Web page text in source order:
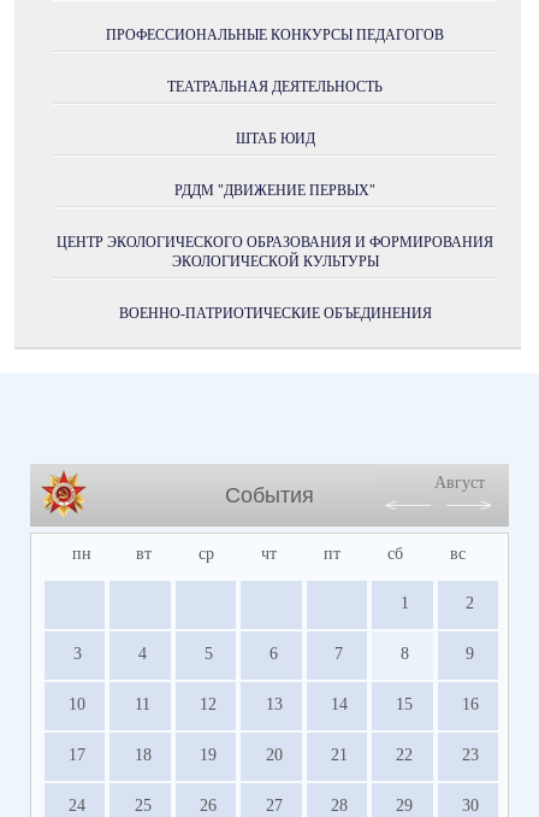
ПРОФЕССИОНАЛЬНЫЕ КОНКУРСЫ ПЕДАГОГОВ
ТЕАТРАЛЬНАЯ ДЕЯТЕЛЬНОСТЬ
ШТАБ ЮИД
РДДМ "ДВИЖЕНИЕ ПЕРВЫХ"
ЦЕНТР ЭКОЛОГИЧЕСКОГО ОБРАЗОВАНИЯ И ФОРМИРОВАНИЯ
ЭКОЛОГИЧЕСКОЙ КУЛЬТУРЫ
ВОЕННО-ПАТРИОТИЧЕСКИЕ ОБЪЕДИНЕНИЯ
События
Август
пн вт ср чт пт сб вс
1 2
3 4 5 6 7 8 9
10 11 12 13 14 15 16
17 18 19 20 21 22 23
24 25 26 27 28 29 30